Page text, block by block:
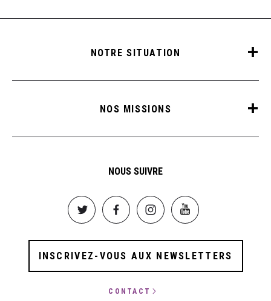
NOTRE SITUATION
NOS MISSIONS
NOUS SUIVRE
Image Image Image Image
INSCRIVEZ-VOUS AUX NEWSLETTERS
CONTACT